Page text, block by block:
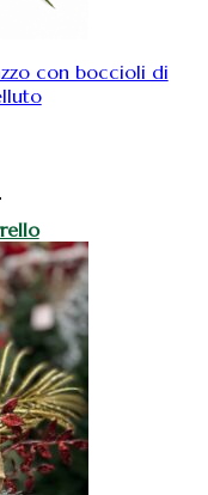
con boccioli di